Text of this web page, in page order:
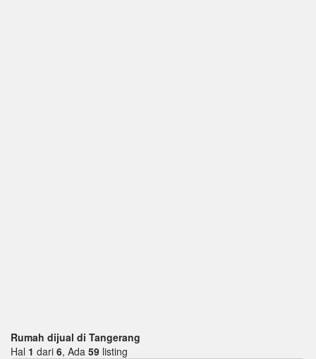
Rumah dijual di Tangerang
Hal 1 dari 6, Ada 59 listing